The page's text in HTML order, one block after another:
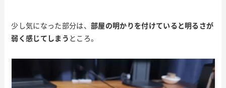
少し気になった部分は、 部屋の明かりを付けていると明るさが
弱く感じてしまう ところ。